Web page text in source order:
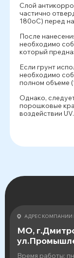
Слой
частично
180oС) перед
После
необходимо
который
Если грунт
необходимо
полном объеме
Однако,
порошковые
воздействии UV.
АДРЕС КОМПАНИИ
МО,
Время работы: